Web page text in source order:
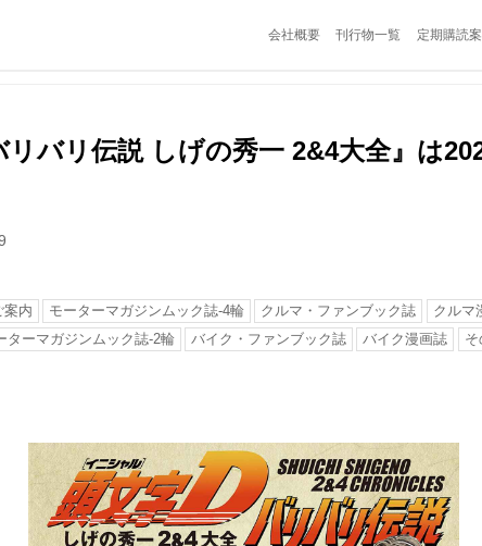
会社概要 刊行物一覧 定期購読
リバリ伝説 しげの秀一 2&4大全』は
案内 モーターマガジンムック誌-4輪 クルマ・ファンブック誌
クルマ
ターマガジンムック誌-2輪
バイク・ファンブック誌 バイク漫画誌